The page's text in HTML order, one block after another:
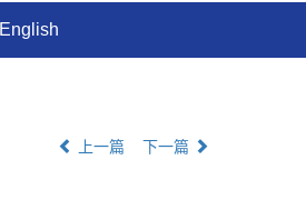
English
上一篇 下一篇